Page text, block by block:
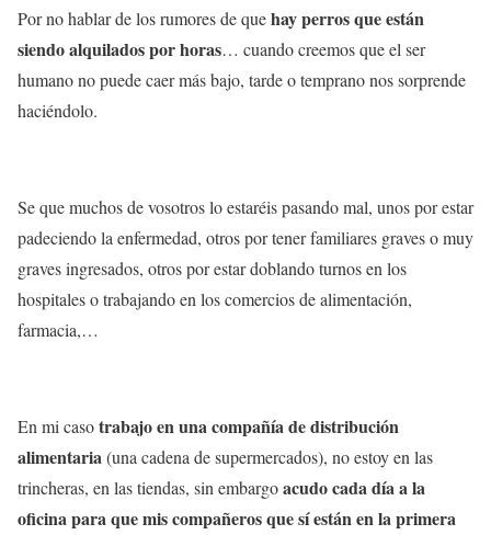
Por no hablar de los rumores de quehay perros que están
siendo alquilados por horas… cuando creemos que el ser
humano no puede caer más bajo, tarde o temprano nos sorprende
haciéndolo.
Se que muchos de vosotros lo estaréis pasando mal, unos por estar
padeciendo la enfermedad, otros por tener familiares graves o muy
graves ingresados, otros por estar doblando turnos en los
hospitales o trabajando en los comercios de alimentación,
farmacia,…
En mi casotrabajo en una compañía de distribución
alimentaria(una cadena de supermercados), no estoy en las
trincheras, en las tiendas, sin embargoacudo cada día a la
oficina para que mis compañeros que sí están en la primera